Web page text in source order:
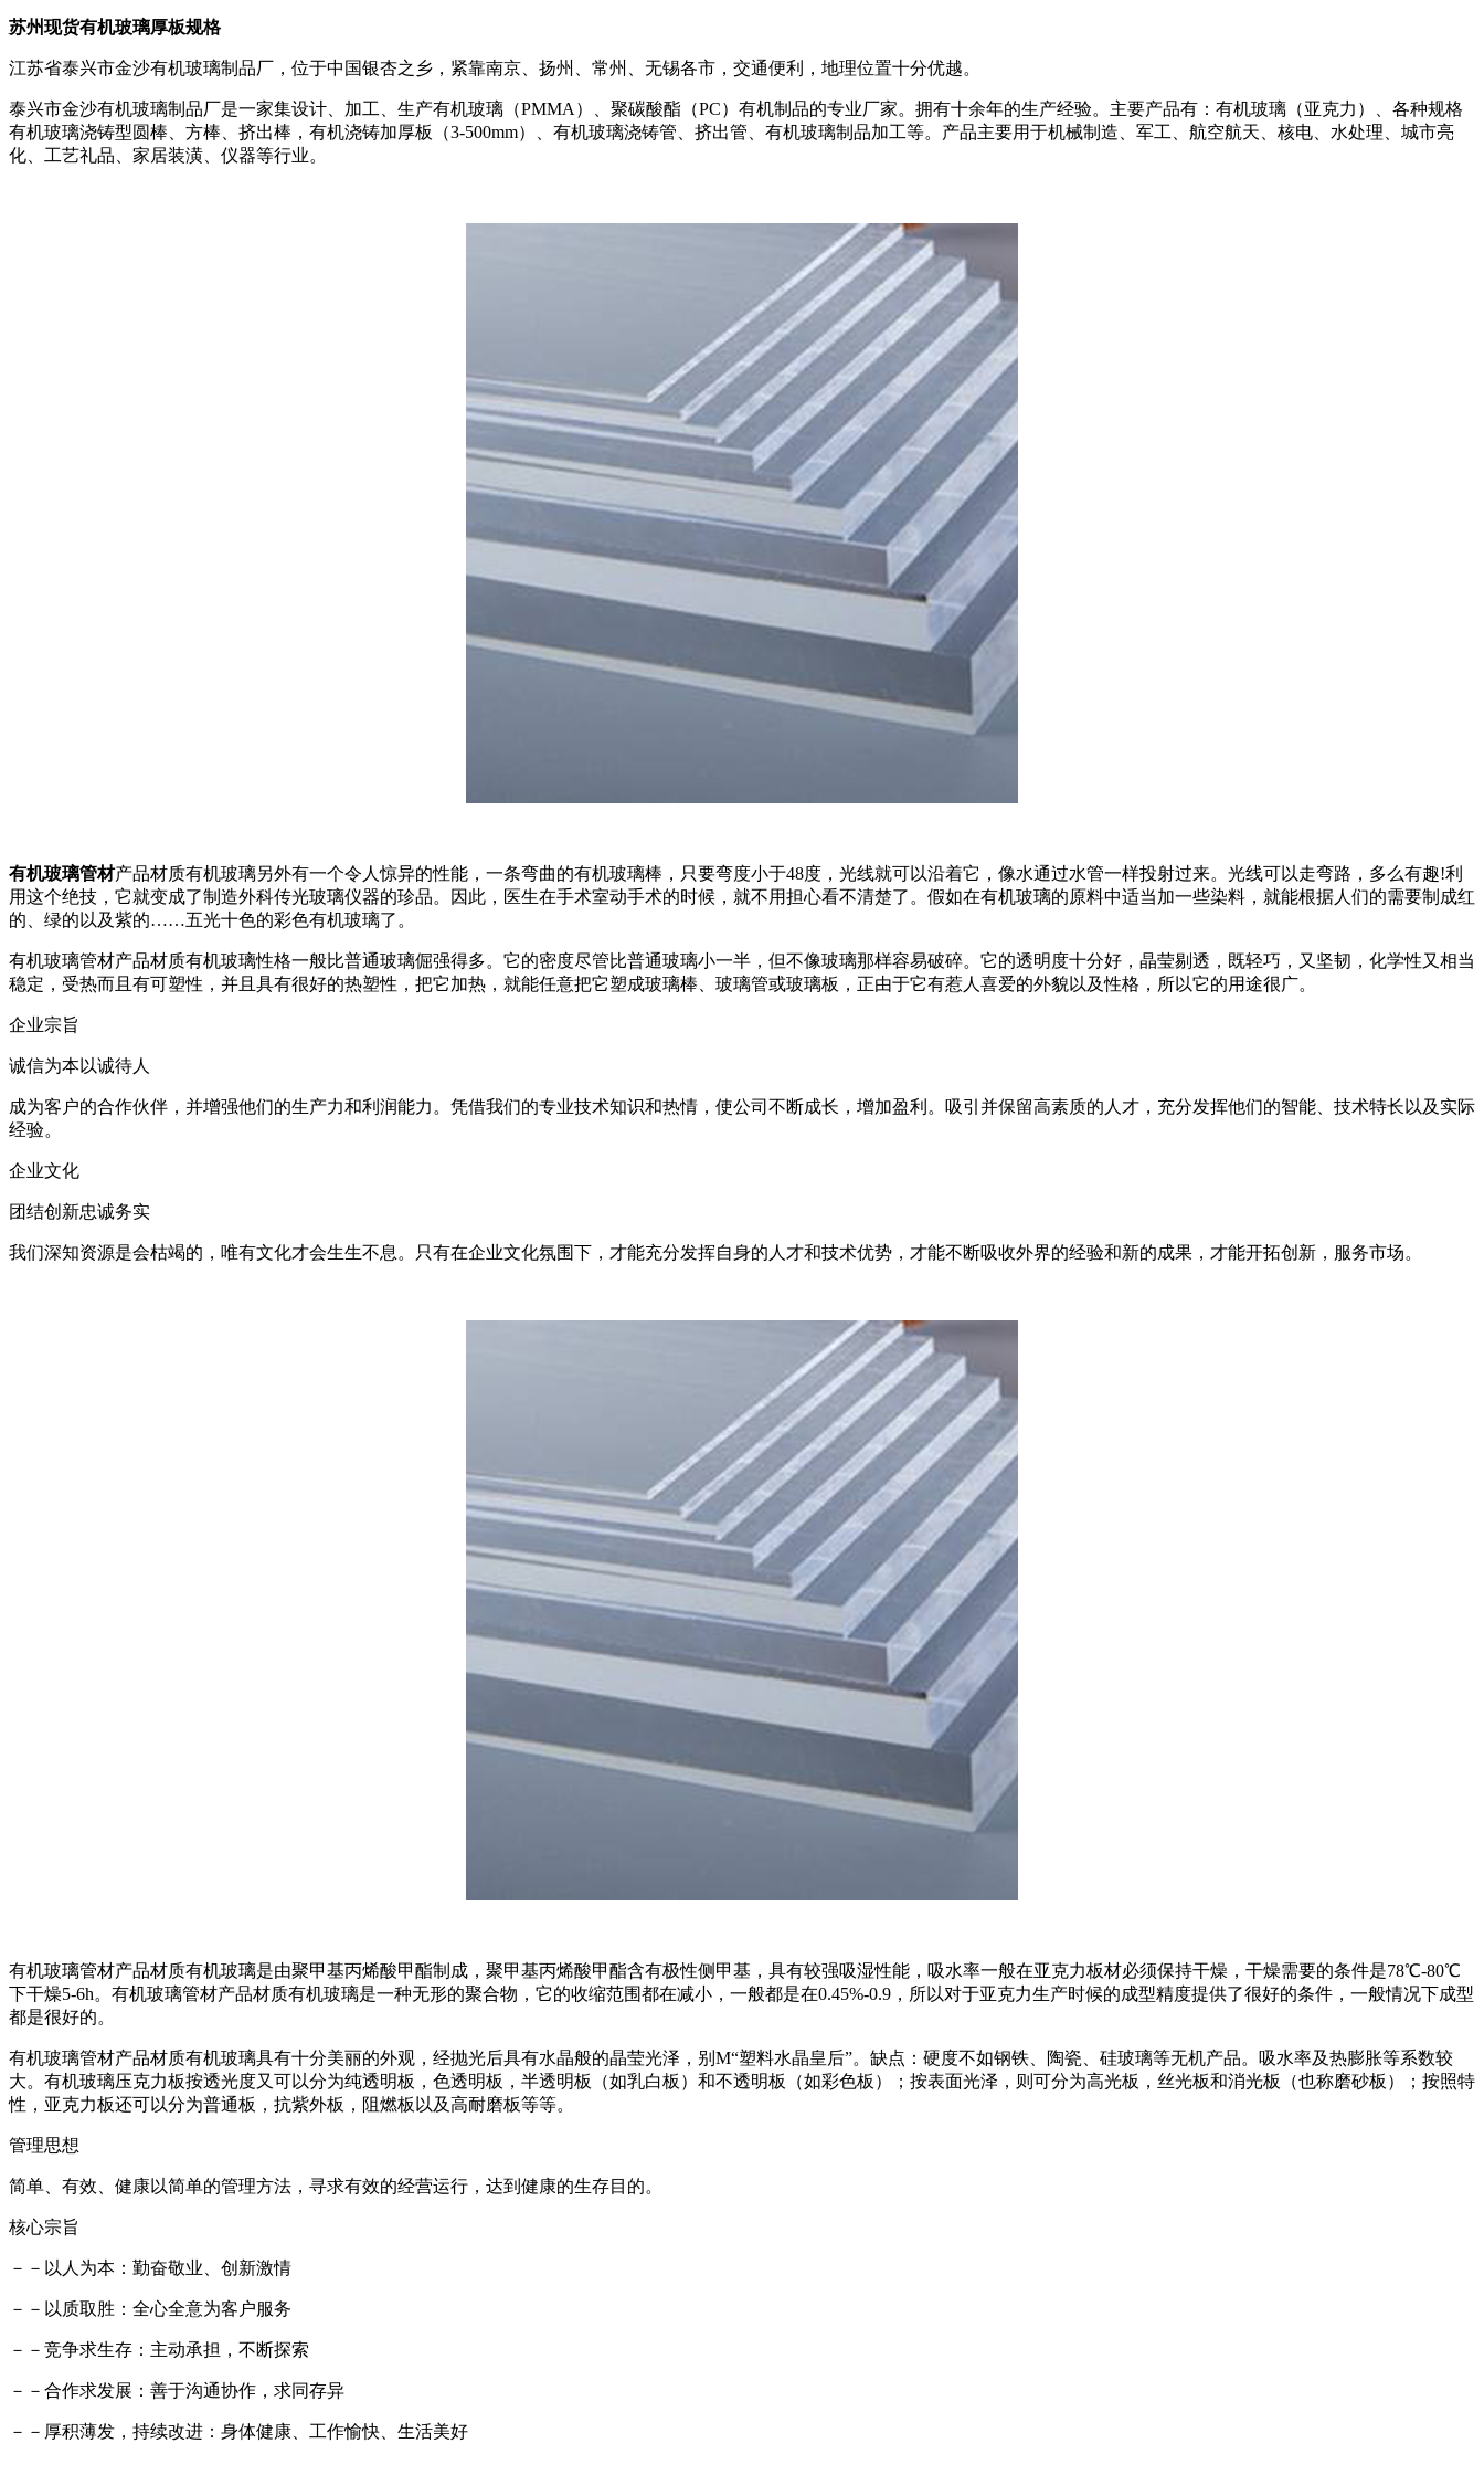
苏州现货有机玻璃厚板规格
江苏省泰兴市金沙有机玻璃制品厂，位于中国银杏之乡，紧靠南京、扬州、常州、无锡各市，交通便利，地理位置十分优越。
泰兴市金沙有机玻璃制品厂是一家集设计、加工、生产有机玻璃（PMMA）、聚碳酸酯（PC）有机制品的专业厂家。拥有十余年的生产经验。主要产品有：有机玻璃（亚克力）、各种规格
有机玻璃浇铸型圆棒、方棒、挤出棒，有机浇铸加厚板（3-500mm）、有机玻璃浇铸管、挤出管、有机玻璃制品加工等。产品主要用于机械制造、军工、航空航天、核电、水处理、城市亮
化、工艺礼品、家居装潢、仪器等行业。
有机玻璃管材产品材质有机玻璃另外有一个令人惊异的性能，一条弯曲的有机玻璃棒，只要弯度小于48度，光线就可以沿着它，像水通过水管一样投射过来。光线可以走弯路，多么有趣!利
用这个绝技，它就变成了制造外科传光玻璃仪器的珍品。因此，医生在手术室动手术的时候，就不用担心看不清楚了。假如在有机玻璃的原料中适当加一些染料，就能根据人们的需要制成红
的、绿的以及紫的……五光十色的彩色有机玻璃了。
有机玻璃管材产品材质有机玻璃性格一般比普通玻璃倔强得多。它的密度尽管比普通玻璃小一半，但不像玻璃那样容易破碎。它的透明度十分好，晶莹剔透，既轻巧，又坚韧，化学性又相当
稳定，受热而且有可塑性，并且具有很好的热塑性，把它加热，就能任意把它塑成玻璃棒、玻璃管或玻璃板，正由于它有惹人喜爱的外貌以及性格，所以它的用途很广。
企业宗旨
诚信为本以诚待人
成为客户的合作伙伴，并增强他们的生产力和利润能力。凭借我们的专业技术知识和热情，使公司不断成长，增加盈利。吸引并保留高素质的人才，充分发挥他们的智能、技术特长以及实际
经验。
企业文化
团结创新忠诚务实
我们深知资源是会枯竭的，唯有文化才会生生不息。只有在企业文化氛围下，才能充分发挥自身的人才和技术优势，才能不断吸收外界的经验和新的成果，才能开拓创新，服务市场。
有机玻璃管材产品材质有机玻璃是由聚甲基丙烯酸甲酯制成，聚甲基丙烯酸甲酯含有极性侧甲基，具有较强吸湿性能，吸水率一般在亚克力板材必须保持干燥，干燥需要的条件是78℃-80℃
下干燥5-6h。有机玻璃管材产品材质有机玻璃是一种无形的聚合物，它的收缩范围都在减小，一般都是在0.45%-0.9，所以对于亚克力生产时候的成型精度提供了很好的条件，一般情况下成型
都是很好的。
有机玻璃管材产品材质有机玻璃具有十分美丽的外观，经抛光后具有水晶般的晶莹光泽，别M“塑料水晶皇后”。缺点：硬度不如钢铁、陶瓷、硅玻璃等无机产品。吸水率及热膨胀等系数较
大。有机玻璃压克力板按透光度又可以分为纯透明板，色透明板，半透明板（如乳白板）和不透明板（如彩色板）；按表面光泽，则可分为高光板，丝光板和消光板（也称磨砂板）；按照特
性，亚克力板还可以分为普通板，抗紫外板，阻燃板以及高耐磨板等等。
管理思想
简单、有效、健康以简单的管理方法，寻求有效的经营运行，达到健康的生存目的。
核心宗旨
－－以人为本：勤奋敬业、创新激情
－－以质取胜：全心全意为客户服务
－－竞争求生存：主动承担，不断探索
－－合作求发展：善于沟通协作，求同存异
－－厚积薄发，持续改进：身体健康、工作愉快、生活美好